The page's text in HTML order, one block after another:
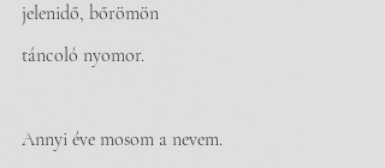
jelenidő, bőrömön
táncoló nyomor.
Annyi éve mosom a nevem.